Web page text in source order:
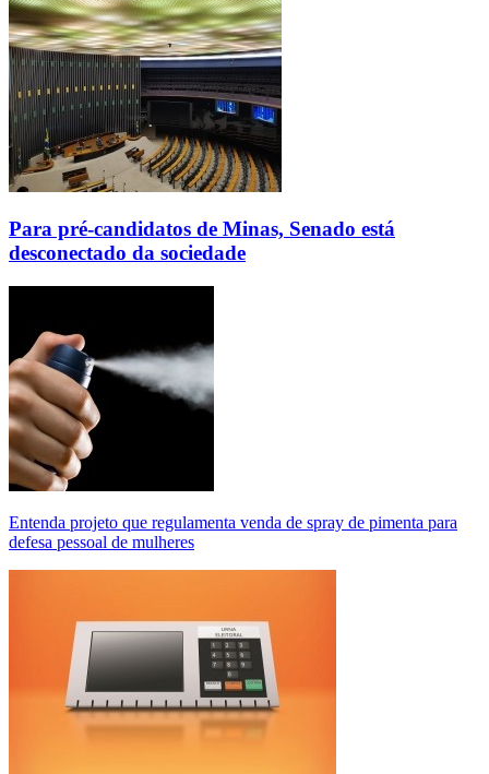
Para pré-candidatos de Minas, Senado está
desconectado da sociedade
Entenda projeto que regulamenta venda de spray de pimenta para
defesa pessoal de mulheres